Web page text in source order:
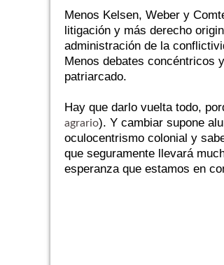
Menos Kelsen, Weber y
litigación y más derecho
administración de la
Menos debates concéntricos
patriarcado.
Hay que darlo vuelta todo,
agrario). Y cambiar supone
oculocentrismo colonial y
que seguramente llevará
esperanza que estamos en